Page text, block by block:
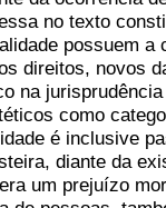
no texto
possuem
direitos, novos
na
como
é inclusive
diante da
um prejuízo